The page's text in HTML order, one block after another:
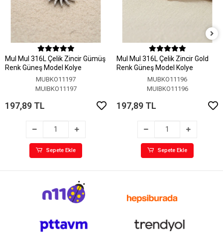
MuI MuI 316L Çelik Zincir Gümüş
Renk Güneş Model Kolye
MUBKO11197
MUIBKO11197
197,89 TL
Sepete Ekle
MuI MuI 316L Çelik Zincir Gold
Renk Güneş Model Kolye
MUBKO11196
MUIBKO11196
197,89 TL
Sepete Ekle